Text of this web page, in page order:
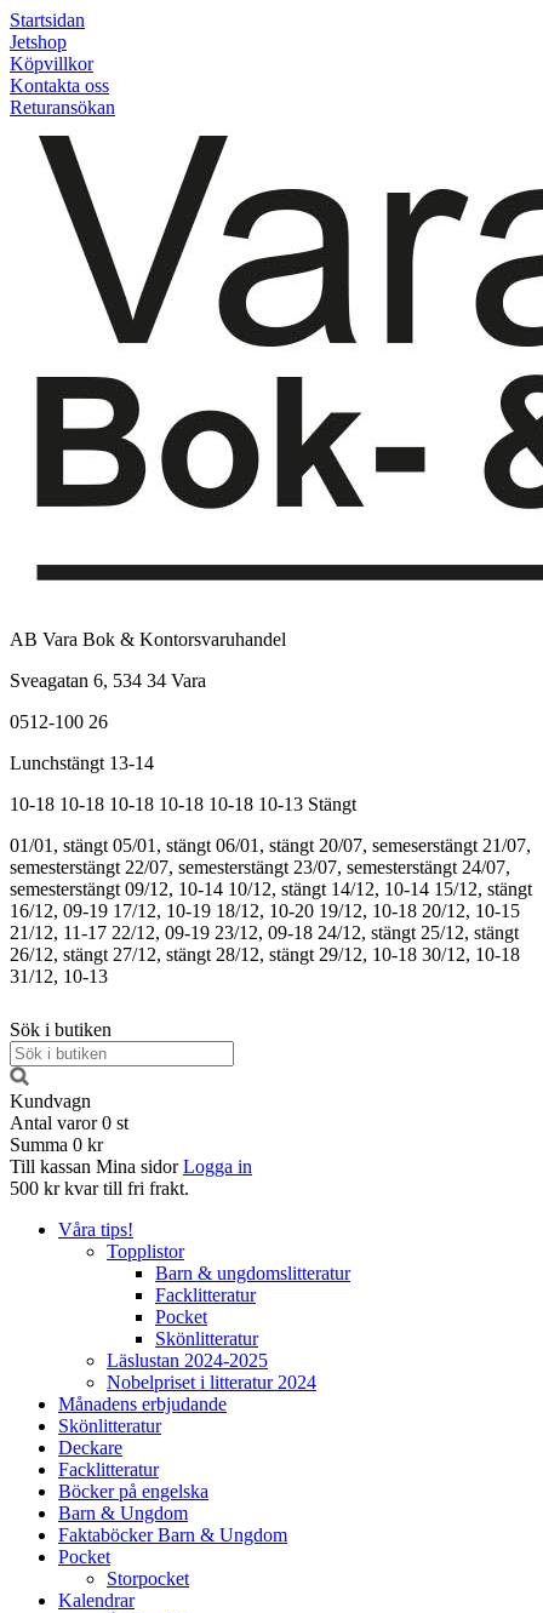
Startsidan
Jetshop
Köpvillkor
Kontakta oss
Returansökan
AB Vara Bok & Kontorsvaruhandel
Sveagatan 6, 534 34 Vara
0512-100 26
Lunchstängt 13-14
10-18 10-18 10-18 10-18 10-18 10-13 Stängt
01/01, stängt 05/01, stängt 06/01, stängt 20/07, semeserstängt 21/07,
semesterstängt 22/07, semesterstängt 23/07, semesterstängt 24/07,
semesterstängt 09/12, 10-14 10/12, stängt 14/12, 10-14 15/12, stängt
16/12, 09-19 17/12, 10-19 18/12, 10-20 19/12, 10-18 20/12, 10-15
21/12, 11-17 22/12, 09-19 23/12, 09-18 24/12, stängt 25/12, stängt
26/12, stängt 27/12, stängt 28/12, stängt 29/12, 10-18 30/12, 10-18
31/12, 10-13
Sök i butiken
Kundvagn
Antal varor 0 st
Summa 0 kr
Till kassan Mina sidor Logga in
500 kr kvar till fri frakt.
Våra tips!
Topplistor
Barn & ungdomslitteratur
Facklitteratur
Pocket
Skönlitteratur
Läslustan 2024-2025
Nobelpriset i litteratur 2024
Månadens erbjudande
Skönlitteratur
Deckare
Facklitteratur
Böcker på engelska
Barn & Ungdom
Faktaböcker Barn & Ungdom
Pocket
Storpocket
Kalendrar